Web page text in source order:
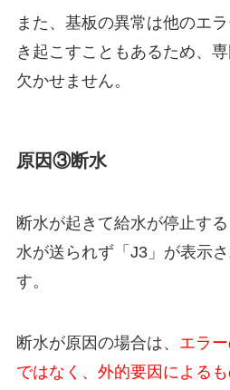
また、基板の異常は他のエ
き起こすこともあるため、
欠かせません。
原因③断水
断水が起きて給水が停止す
水が送られず「J3」が表示
す。
断水が原因の場合は、 エラ
ではなく、外的要因による